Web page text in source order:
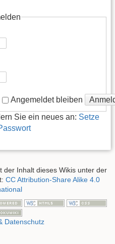
Angemeldet bleiben
Sie ein neues an: Setze
der Inhalt dieses Wikis unter der
CC Attribution-Share Alike 4.0
Datenschutz